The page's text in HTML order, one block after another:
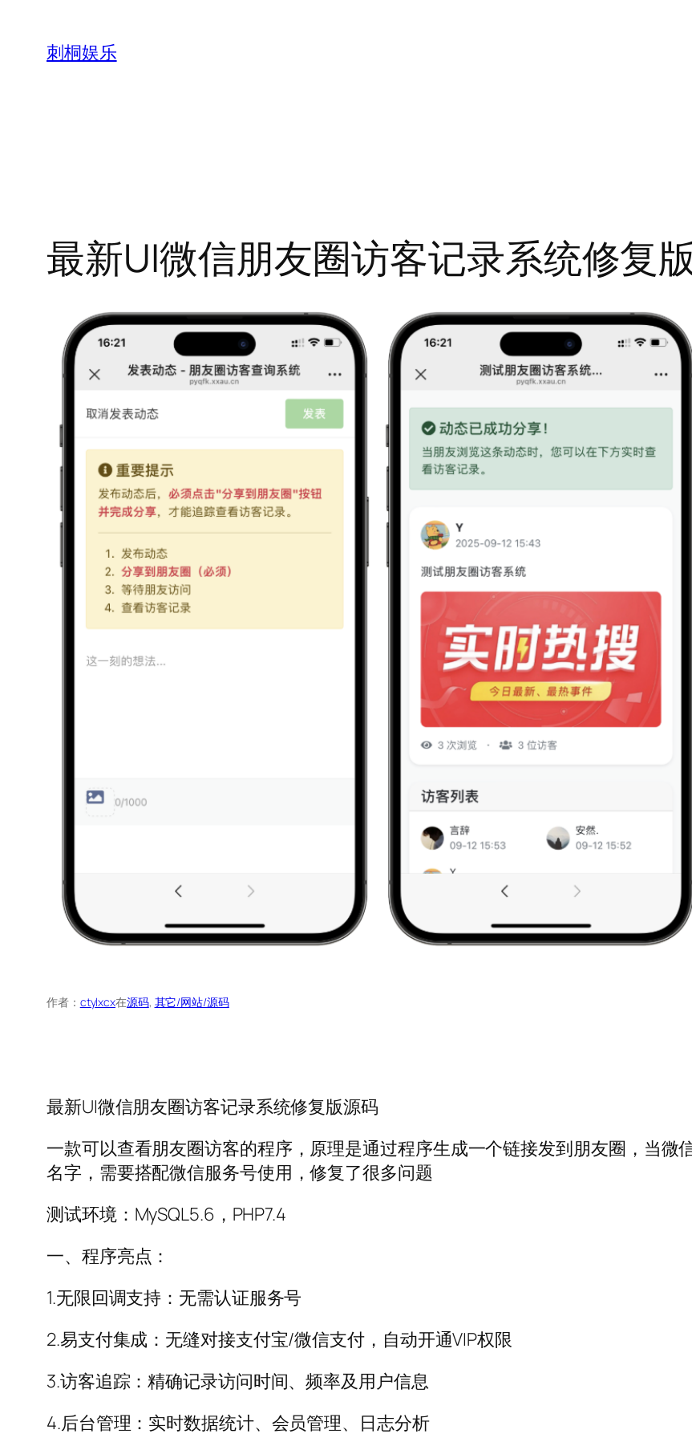
刺桐娱乐
最新UI微信朋友圈访客记录系统修复
作者： ctylxcx在源码, 其它/网站/源码
最新UI微信朋友圈访客记录系统修复版源码
一款可以查看朋友圈访客的程序，原理是通过程序生成一个链接发到朋友圈，当微
名字，需要搭配微信服务号使用，修复了很多问题
测试环境：MySQL5.6，PHP7.4
一、程序亮点：
1.无限回调支持：无需认证服务号
2.易支付集成：无缝对接支付宝/微信支付，自动开通VIP权限
3.访客追踪：精确记录访问时间、频率及用户信息
4.后台管理：实时数据统计、会员管理、日志分析